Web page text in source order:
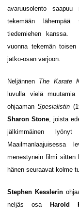
avaruusolento
tekemään lähempää
tiedemiehen kanssa.
vuonna tekemän toisen
jatko-osan varjoon.
Neljännen The Karate
luvulla vielä
ohjaamanSpesialistin
Sharon Stone, joista
jälkimmäinen
Maailmanlaajuisessa
menestynein filmi sitten
hänen seuraavat kolme
Stephen Kesslerin
neljäs osa
Harold